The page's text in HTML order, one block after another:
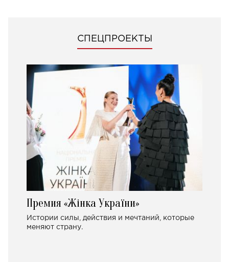
СПЕЦПРОЕКТЫ
Премия «Жінка України»
Истории силы, действия и мечтаний, которые
меняют страну.